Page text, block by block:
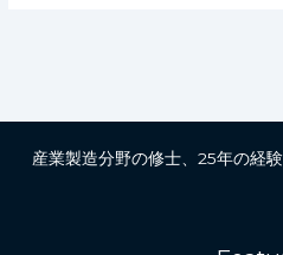
産業製造分野の修士、25年の経